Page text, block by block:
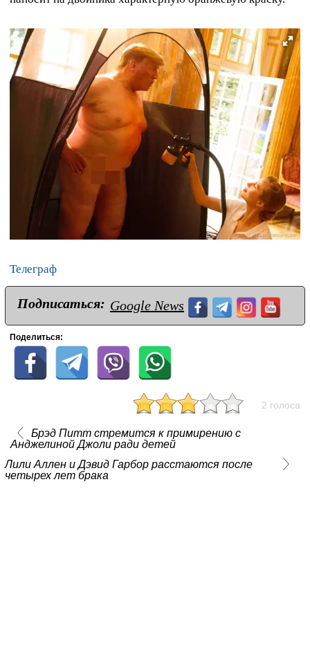
Телеграф
Подписаться: Google News
Поделиться:
2 голоса
Брэд Питт стремится к примирению с
Анджелиной Джоли ради детей
Лили Аллен и Дэвид Гарбор расстаются после
четырех лет брака